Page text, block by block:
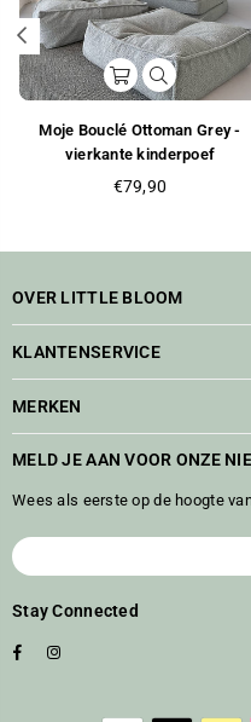
Moje Bouclé Ottoman Grey -
vierkante kinderpoef
Standaarprijs
€79,90
OVER LITTLE BLOOM
KLANTENSERVICE
MERKEN
MELD JE AAN VOOR ONZE
Wees als eerste op de hoogte
Stay Connected
Facebook